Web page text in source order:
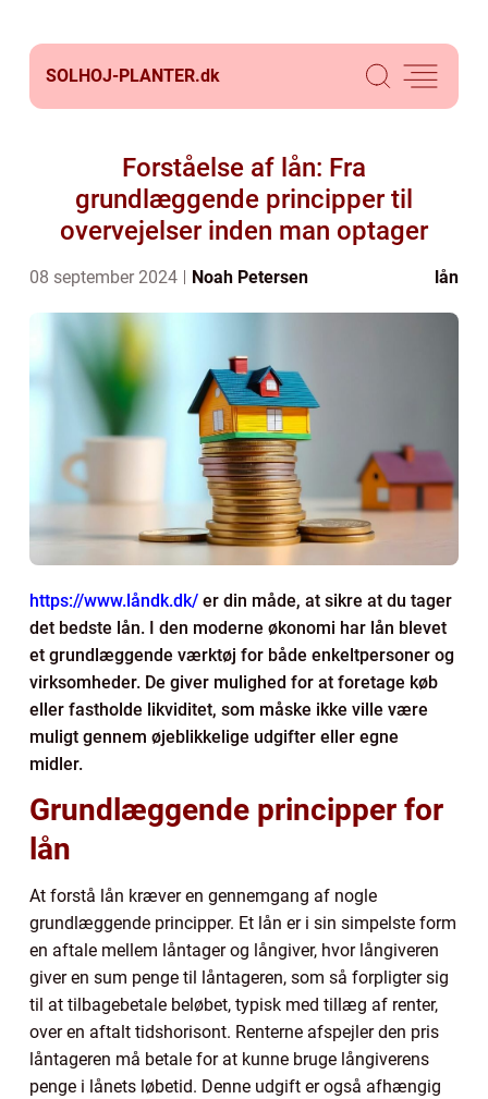
SOLHOJ-PLANTER.dk
Forståelse af lån: Fra
grundlæggende principper til
overvejelser inden man optager
08 september 2024 Noah Petersen lån
https://www.låndk.dk/ er din måde, at sikre at du tager
det bedste lån. I den moderne økonomi har lån blevet
et grundlæggende værktøj for både enkeltpersoner og
virksomheder. De giver mulighed for at foretage køb
eller fastholde likviditet, som måske ikke ville være
muligt gennem øjeblikkelige udgifter eller egne
midler.
Grundlæggende principper for
lån
At forstå lån kræver en gennemgang af nogle
grundlæggende principper. Et lån er i sin simpelste form
en aftale mellem låntager og långiver, hvor långiveren
giver en sum penge til låntageren, som så forpligter sig
til at tilbagebetale beløbet, typisk med tillæg af renter,
over en aftalt tidshorisont. Renterne afspejler den pris
låntageren må betale for at kunne bruge långiverens
penge i lånets løbetid. Denne udgift er også afhængig